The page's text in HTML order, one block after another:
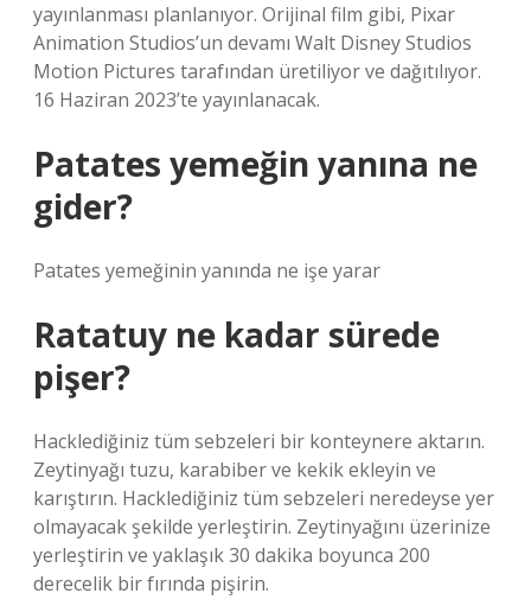
yayınlanması planlanıyor. Orijinal film gibi, Pixar
Animation Studios’un devamı Walt Disney Studios
Motion Pictures tarafından üretiliyor ve dağıtılıyor.
16 Haziran 2023’te yayınlanacak.
Patates yemeğin yanına ne
gider?
Patates yemeğinin yanında ne işe yarar
Ratatuy ne kadar sürede
pişer?
Hacklediğiniz tüm sebzeleri bir konteynere aktarın.
Zeytinyağı tuzu, karabiber ve kekik ekleyin ve
karıştırın. Hacklediğiniz tüm sebzeleri neredeyse yer
olmayacak şekilde yerleştirin. Zeytinyağını üzerinize
yerleştirin ve yaklaşık 30 dakika boyunca 200
derecelik bir fırında pişirin.